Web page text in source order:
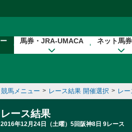
馬券・JRA-UMACA ネット馬
競馬メニュー > レース結果 開催選択 > レ
レース結果
2016年12月24日（土曜）5回阪神8日 9レース